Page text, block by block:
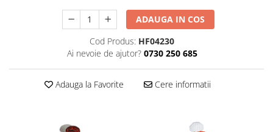
Aparatura Cafea
Bain marie, Incalzitoare diverse
ADAUGA IN COS
Cod Produs: HF04230
Ai nevoie de ajutor? 0730 250 685
Adauga la Favorite Cere informatii